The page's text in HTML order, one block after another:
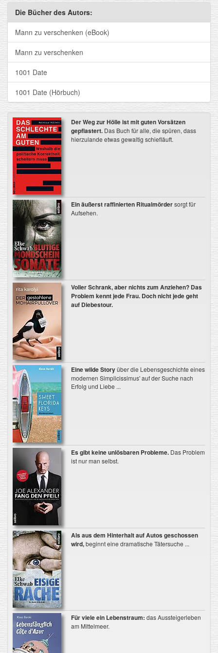
Die Bücher des Autors:
Mann zu verschenken (eBook)
Mann zu verschenken
1001 Date
1001 Date (Hörbuch)
Der Weg zur Hölle ist mit guten Vorsätzen
gepflastert.Das Buch für alle, die spüren, dass
hierzulande etwas gewaltig schiefläuft.
Ein äußerst raffinierten Ritualmördersorgt für
Aufsehen.
Voller Schrank, aber nichts zum Anziehen? Das
Problem kennt jede Frau. Doch nicht jede geht
auf Diebestour.
Eine wilde Storyüber die Lebensgeschichte eines
modernen Simplicissimus' auf der Suche nach
Erfolg und Liebe ...
Es gibt keine unlösbaren Probleme. Das Problem
ist nur man selbst.
Als aus dem Hinterhalt auf Autos geschossen
wird,beginnt eine dramatische Tätersuche ...
Für viele ein Lebenstraum: das Aussteigerleben
am Mittelmeer.